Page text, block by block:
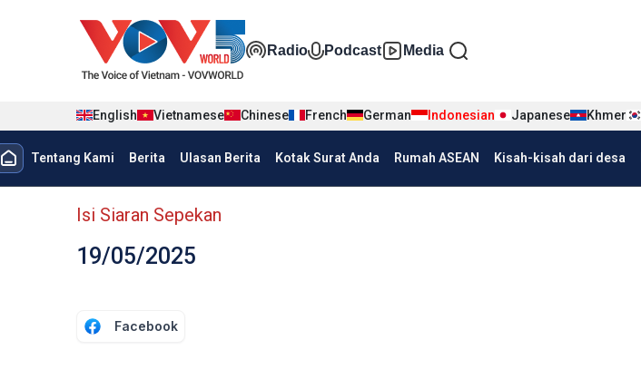
Đa phương tiện tiếng Indo
Radio Podcast Media
English Vietnamese Chinese French German Indonesian Japanese Khmer
menu trang chủ tiếng Indo
Tentang Kami Berita Ulasan Berita Kotak Surat Anda Rumah ASEAN Kisah-kisah dari desa
menu phụ tiếng Indo
Isi Siaran Sepekan
19/05/2025
Facebook